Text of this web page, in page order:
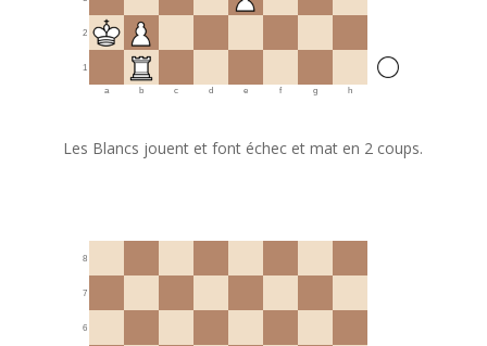
1
2
a b c d e f g h
Les Blancs jouent et font échec et mat en 2 coups.
6
7
8